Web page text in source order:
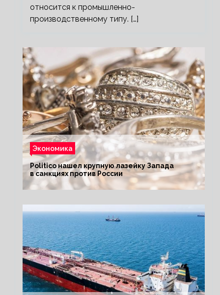
относится к промышленно-
производственному типу. […]
Экономика
Politico нашел крупную лазейку Запада
в санкциях против России